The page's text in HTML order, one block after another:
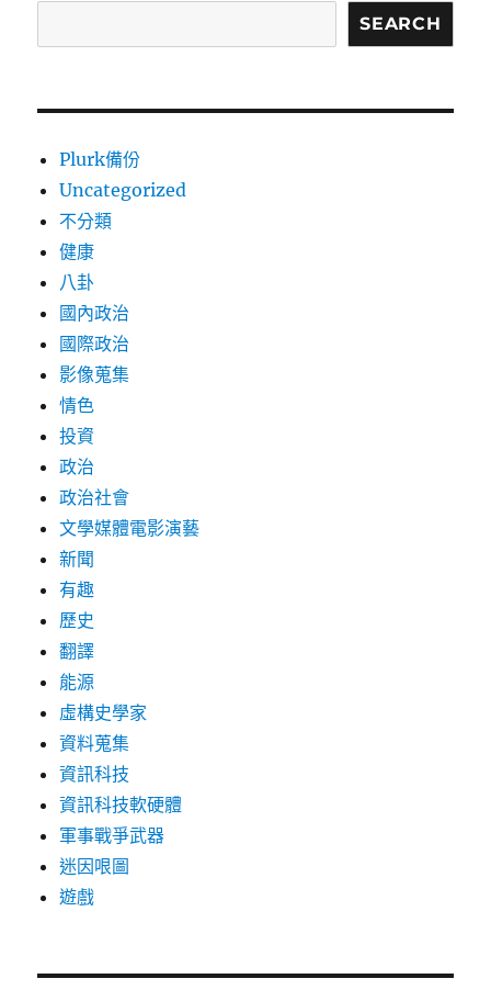
SEARCH
Plurk備份
Uncategorized
不分類
健康
八卦
國內政治
國際政治
影像蒐集
情色
投資
政治
政治社會
文學媒體電影演藝
新聞
有趣
歷史
翻譯
能源
虛構史學家
資料蒐集
資訊科技
資訊科技軟硬體
軍事戰爭武器
迷因哏圖
遊戲